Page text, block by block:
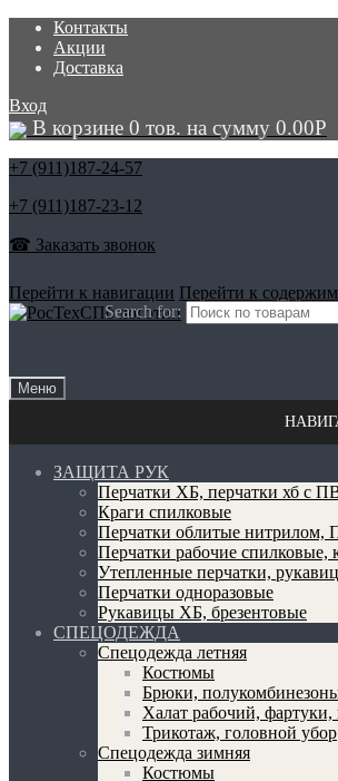
Контакты
Акции
Доставка
Вход
В корзине 0 тов. на сумму 0.00Р
+7 (911)187-24-57
+7 (911)187-23-12
☎ Заказать звонок
Search for:
Перейти к навигации Перейти к
Меню
ЗАЩИТА РУК
Перчатки ХБ, перчатки хб с
Краги спилковые
Перчатки облитые нитрилом,
Перчатки рабочие спилковые,
Утепленные перчатки,
Перчатки одноразовые
Рукавицы ХБ, брезентовые
СПЕЦОДЕЖДА
Спецодежда летняя
Костюмы
Брюки,
Халат рабочий, фартуки,
Трикотаж, головной убор
Спецодежда зимняя
Костюмы